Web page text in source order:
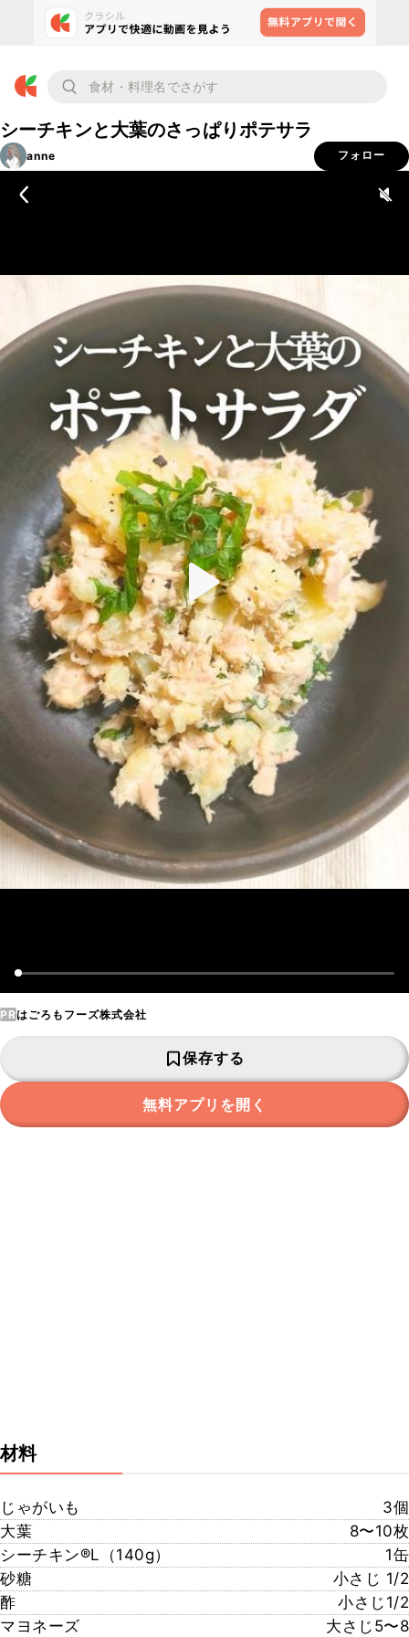
シーチキンと大葉のさっぱりポテサラ
anne フォロー
PRはごろもフーズ株式会社
保存する
無料アプリを開く
材料
じゃがいも
3個
大葉
8〜10枚
シーチキン®️L（140g）
1缶
砂糖
小さじ 1/2
酢
小さじ1/2
マヨネーズ
大さじ5〜8